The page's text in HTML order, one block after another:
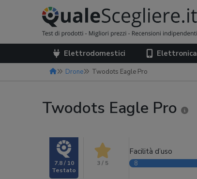
Elettrodomestici Elettronica
Drone Twodots Eagle Pro
Twodots Eagle Pro
7.8 / 10 3 / 5
Facilità d’uso
8